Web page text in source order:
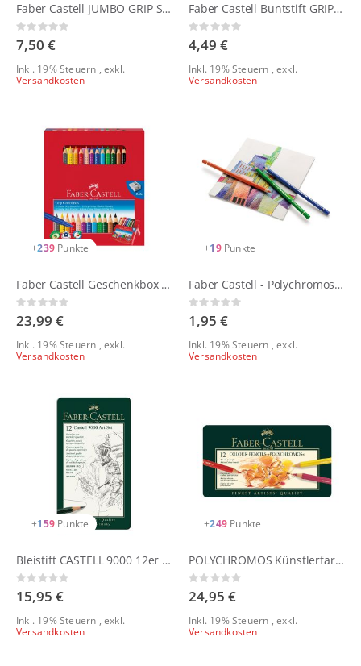
Faber Castell JUMBO GRIP Set Blisterkarte
Rating:
0%
7,50 €
Inkl. 19% Steuern ,exkl.
Versandkosten
Faber Castell Buntstift GRIP Heft + Tafel 6er Etui
Rating:
0%
4,49 €
Inkl. 19% Steuern ,exkl.
Versandkosten
+239 Punkte
Faber Castell Geschenkbox Jumbo GRIP + GRIP Colour Marker
Rating:
0%
23,99 €
Inkl. 19% Steuern ,exkl.
Versandkosten
+19 Punkte
Faber Castell - Polychromos Künstlerfarbstift | Einzelstifte
Rating:
0%
1,95 €
Inkl. 19% Steuern ,exkl.
Versandkosten
+159 Punkte
Bleistift CASTELL 9000 12er Art Set
Rating:
0%
15,95 €
Inkl. 19% Steuern ,exkl.
Versandkosten
+249 Punkte
POLYCHROMOS Künstlerfarbstift-Set 12er
Rating:
0%
24,95 €
Inkl. 19% Steuern ,exkl.
Versandkosten